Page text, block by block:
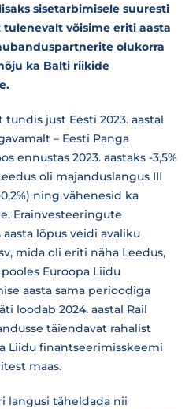
sisetarbimisele suuresti
võisime eriti aasta
olukorra
ka Balti riikide
just Eesti 2023. aastal
– Eesti Panga
ennustas 2023. aastaks -3,5%
oli majanduslangus III
ning vähenesid ka
Erainvesteeringute
lõpus veidi avaliku
mida oli eriti näha Leedus,
Euroopa Liidu
aasta sama perioodiga
loodab 2024. aastal Rail
täiendavat rahalist
Liidu finantseerimisskeemi
maas.
langusi täheldada nii